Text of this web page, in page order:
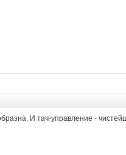
И тач-управление -